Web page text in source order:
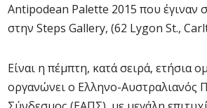
Antipodean Palette 2015 που έγιναν
στην Steps Gallery, (62 Lygon St.,
Είναι η πέμπτη, κατά σειρά, ετήσια
οργανώνει ο Ελληνο-Αυστραλιανός